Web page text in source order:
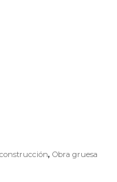
, Obra gruesa